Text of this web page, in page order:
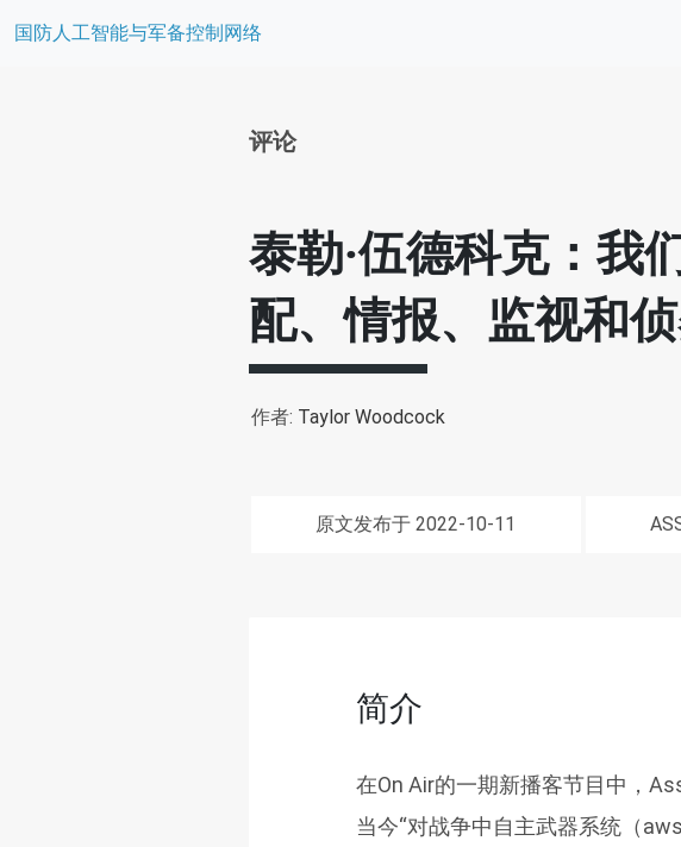
国防人工智能与军备控制网络
评论
泰勒·伍德科克：我
配、情报、监视和
作者: Taylor Woodcock
原文发布于 2022-10-11
简介
在On Air的一期新播客节目中，
当今“对战争中自主武器系统（